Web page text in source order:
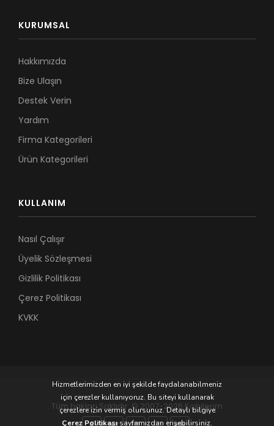
KURUMSAL
Hakkımızda
Bize Ulaşın
Destek Verin
Yardım
Firma Kategorileri
Ürün Kategorileri
KULLANIM
Nasıl Çalışır
Üyelik Sözleşmesi
Gizlilik Politikası
Çerez Politikası
KVKK
Tüm hakları Saklıdır. © 2007-2026 Kobilerim
Hizmetlerimizden en iyi şekilde faydalanabilmeniz
için çerezler kullanıyoruz. Bu siteyi kullanarak
çerezlere izin vermiş olursunuz. Detaylı bilgiye
Çerez Politikasısayfamızdan erişebilirsiniz.